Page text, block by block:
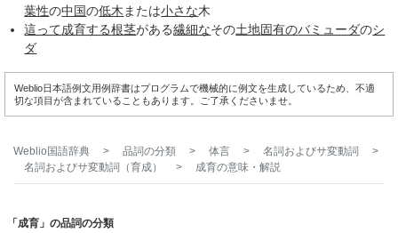
葉性の中国の低木または小さな木
這って成育する根茎がある繊細なその土地固有のバミューダのシ
ダ
Weblio日本語例文用例辞書はプログラムで機械的に例文を生成しているため、不適
切な項目が含まれていることもあります。ご了承くださいませ。
Weblio国語辞典 > 品詞の分類 > 体言 > 名詞およびサ変動詞
>
名詞およびサ変動詞（育成）
> 成育の意味・解説
「成育」の品詞の分類